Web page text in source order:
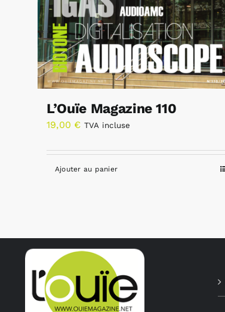
L’Ouïe Magazine 110
19,00 € TVA incluse
Ajouter au panier